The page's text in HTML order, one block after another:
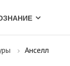
Анселл